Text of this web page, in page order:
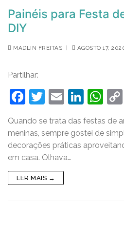
Painéis para Festa
DIY
MADLIN FREITAS | AGOSTO 17,
Partilhar:
F
c
e
b
o
o
T
itt
er
E
ai
l
Li
k
e
W
at
s
Quando se trata das festas de
meninas, sempre gostei de
decorações práticas
em casa. Olhava…
LER MAIS →